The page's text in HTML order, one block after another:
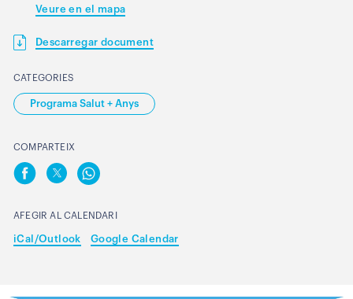
Veure en el mapa
Descarregar document
CATEGORIES
Programa Salut + Anys
COMPARTEIX
AFEGIR AL CALENDARI
iCal/Outlook Google Calendar